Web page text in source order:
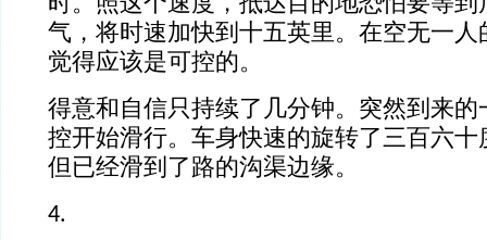
气，将时速加快到十五英里。在空无一人
觉得应该是可控的。
得意和自信只持续了几分钟。突然到来的
控开始滑行。车身快速的旋转了三百六十
但已经滑到了路的沟渠边缘。
4.